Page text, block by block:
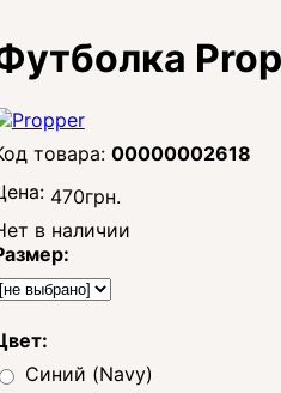
00000002618
470грн.
в наличии
Синий (Navy)